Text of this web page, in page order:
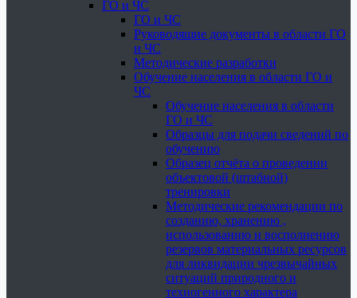
ГО и ЧС
ГО и ЧС
Руководящие документы в области ГО
и ЧС
Методические разработки
Обучение населения в области ГО и
ЧС
Обучение населения в области
ГО и ЧС
Образцы для подачи сведений по
обучению
Образец отчёта о проведении
объектовой (штабной)
тренировки
Методические рекомендации по
созданию, хранению ,
использованию и восполнению
резервов материальных ресурсов
для ликвидации чрезвычайных
ситуаций природного и
техногенного характера